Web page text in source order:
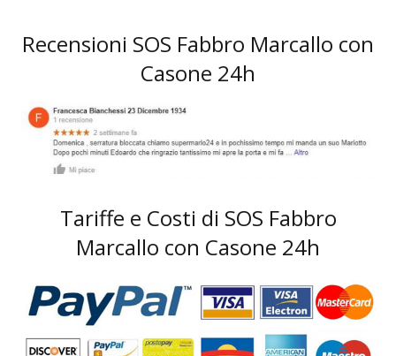
Recensioni SOS Fabbro Marcallo con
Casone 24h
Tariffe e Costi di SOS Fabbro
Marcallo con Casone 24h